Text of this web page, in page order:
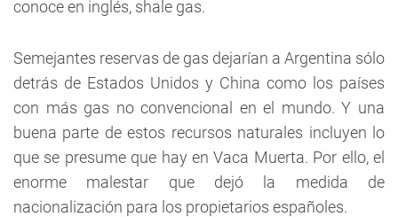
conoce en inglés, shale gas.
Semejantes reservas de gas dejarían a Argentina sólo
detrás de Estados Unidos y China como los países
con más gas no convencional en el mundo. Y una
buena parte de estos recursos naturales incluyen lo
que se presume que hay en Vaca Muerta. Por ello, el
enorme malestar que dejó la medida de
nacionalización para los propietarios españoles.